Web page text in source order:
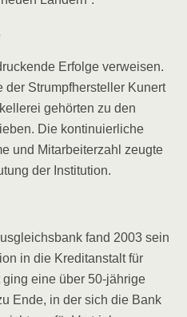
Erfol­ge ver­wei­sen.
der Strumpf­her­stel­ler Kun­ert
gehör­ten zu den
Die kon­ti­nu­ier­li­che
und Mit­ar­bei­ter­zahl zeug­te
der Institution.
fand 2003 sein
in die Kre­dit­an­stalt für
eine über 50-jäh­ri­ge
Ende, in der sich die Bank